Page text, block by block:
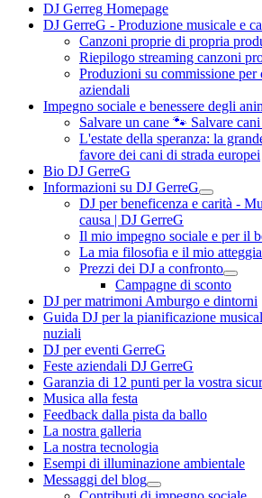
DJ Gerreg Homepage
DJ GerreG - Produzione musicale e
Canzoni proprie di propria
Riepilogo streaming canzoni
Produzioni su commissione
aziendali
Impegno sociale e benessere degli
Salvare un cane 🐾 Salvare
L'estate della speranza: la
favore dei cani di strada europei
Bio DJ GerreG
Informazioni su DJ GerreG
DJ per beneficenza e carità -
causa | DJ GerreG
Il mio impegno sociale e per il
La mia filosofia e il mio
Prezzi dei DJ a confronto
Campagne di sconto
DJ per matrimoni Amburgo e dintorni
Guida DJ per la pianificazione
nuziali
DJ per eventi GerreG
Feste aziendali DJ GerreG
Garanzia di 12 punti per la vostra
Musica alla festa
Feedback dalla pista da ballo
La nostra galleria
La nostra tecnologia
Esempi di illuminazione ambientale
Messaggi del blog